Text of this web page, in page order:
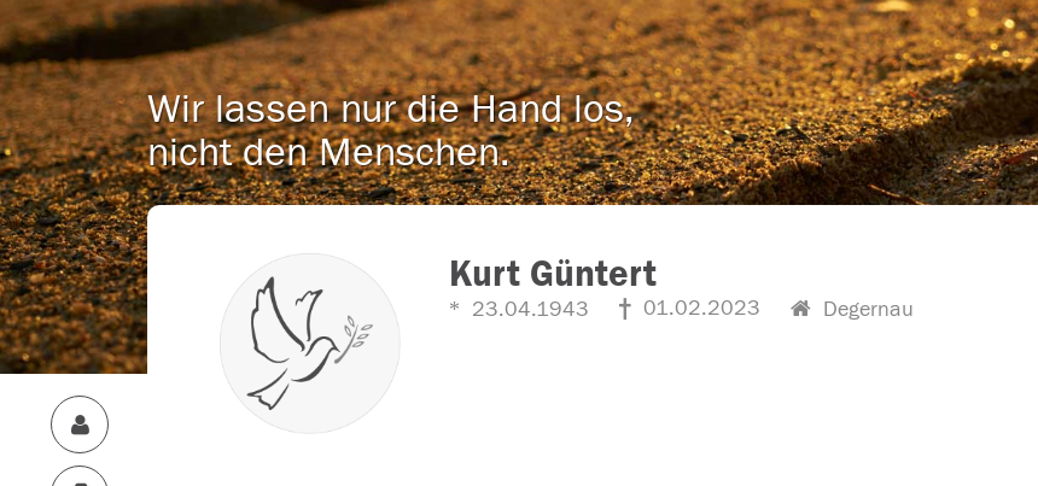
Wir lassen nur die Hand los,
nicht den Menschen.
Kurt Güntert
23.04.1943 01.02.2023 Degernau